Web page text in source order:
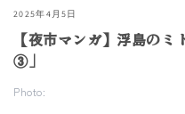
2025年4月5日
【夜市マンガ】浮島の
③」
Photo: